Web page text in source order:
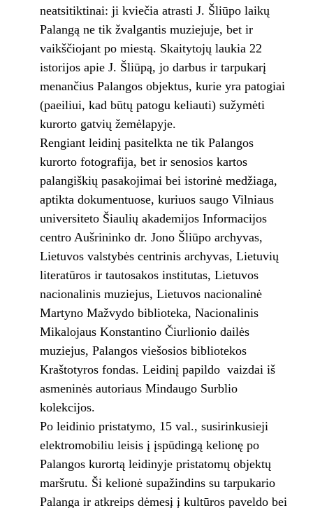
neatsitiktinai: ji kviečia atrasti J. Šliūpo laikų
Palangą ne tik žvalgantis muziejuje, bet ir
vaikščiojant po miestą. Skaitytojų laukia 22
istorijos apie J. Šliūpą, jo darbus ir tarpukarį
menančius Palangos objektus, kurie yra patogiai
(paeiliui, kad būtų patogu keliauti) sužymėti
kurorto gatvių žemėlapyje.
Rengiant leidinį pasitelkta ne tik Palangos
kurorto fotografija, bet ir senosios kartos
palangiškių pasakojimai bei istorinė medžiaga,
aptikta dokumentuose, kuriuos saugo Vilniaus
universiteto Šiaulių akademijos Informacijos
centro Aušrininko dr. Jono Šliūpo archyvas,
Lietuvos valstybės centrinis archyvas, Lietuvių
literatūros ir tautosakos institutas, Lietuvos
nacionalinis muziejus, Lietuvos nacionalinė
Martyno Mažvydo biblioteka, Nacionalinis
Mikalojaus Konstantino Čiurlionio dailės
muziejus, Palangos viešosios bibliotekos
Kraštotyros fondas. Leidinį papildo vaizdai iš
asmeninės autoriaus Mindaugo Surblio
kolekcijos.
Po leidinio pristatymo, 15 val., susirinkusieji
elektromobiliu leisis į įspūdingą kelionę po
Palangos kurortą leidinyje pristatomų objektų
maršrutu. Ši kelionė supažindins su tarpukario
Palanga ir atkreips dėmesį į kultūros paveldo bei